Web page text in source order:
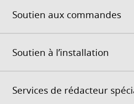
Soutien aux commandes
Soutien à l’installation
Services de rédacteur